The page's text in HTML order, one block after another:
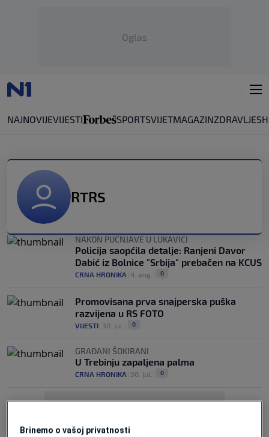
Oglas
NAJNOVIJEVIJESTI SPORTSVIJETMAGAZINZDRAVLJE
RTRS
NAKON PUCNJAVE U LUKAVICI
Policija saopćila detalje: Ranjeni Davor
Dabić iz Bolnice "Srbija" prebačen na KCUS
CRNA HRONIKA 4. aug. 0
Promovisana prva snajperska puška
razvijena u RS FOTO
VIJESTI 30. jul. 0
GRAĐANI ŠOKIRANI
U Trebinju zapaljena palma
CRNA HRONIKA 30. jul. 0
Brinemo o vašoj privatnosti